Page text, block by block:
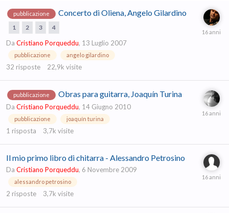
pubblicazione Concerto di Oliena, Angelo Gilardino
1 2 3 4
Da Cristiano Porqueddu, 13 Luglio 2007
pubblicazione angelo gilardino
32 risposte 22,9k visite
pubblicazione Obras para guitarra, Joaquín Turina
Da Cristiano Porqueddu, 14 Giugno 2010
pubblicazione joaquín turina
1 risposta 3,7k visite
Il mio primo libro di chitarra - Alessandro Petrosino
Da Cristiano Porqueddu, 6 Novembre 2009
alessandro petrosino
2 risposte 3,7k visite